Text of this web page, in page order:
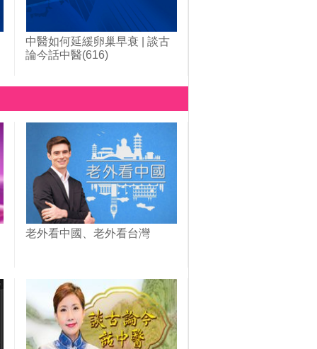
中醫如何延緩卵巢早衰 | 談古
論今話中醫(616)
老外看中國、老外看台灣